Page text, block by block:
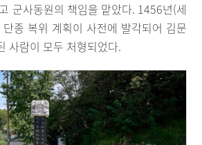
군사동원의 책임을 맡았다. 1456년(세
종 복위 계획이 사전에 발각되어 김문
사람이 모두 처형되었다.